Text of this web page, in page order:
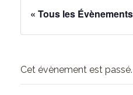
« Tous les Évènements
Cet évènement est passé.